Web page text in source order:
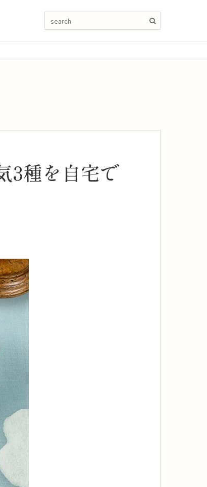
3種を自宅で